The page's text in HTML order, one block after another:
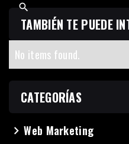
TAMBIÉN TE PUEDE
No items found.
CATEGORÍAS
navigate_nextWeb Marketing